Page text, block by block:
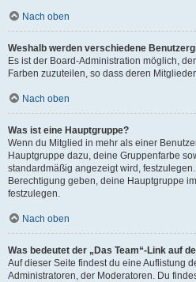
Nach oben
Weshalb werden verschiedene
Es ist der Board-Administration möglich,
Farben zuzuteilen, so dass deren
Nach oben
Was ist eine Hauptgruppe?
Wenn du Mitglied in mehr als einer
Hauptgruppe dazu, deine Gruppenfarbe
standardmäßig angezeigt wird,
Berechtigung geben, deine Hauptgruppe
festzulegen.
Nach oben
Was bedeutet der „Das Team“-Link auf
Auf dieser Seite findest du eine Auflistung
Administratoren, der Moderatoren. Du